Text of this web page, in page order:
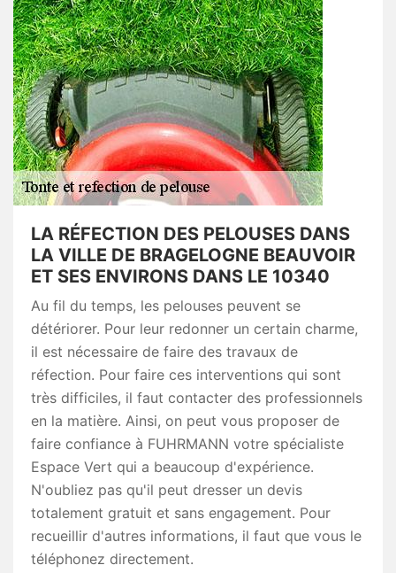
LA RÉFECTION DES PELOUSES DANS
LA VILLE DE BRAGELOGNE BEAUVOIR
ET SES ENVIRONS DANS LE 10340
Au fil du temps, les pelouses peuvent se
détériorer. Pour leur redonner un certain charme,
il est nécessaire de faire des travaux de
réfection. Pour faire ces interventions qui sont
très difficiles, il faut contacter des professionnels
en la matière. Ainsi, on peut vous proposer de
faire confiance à FUHRMANN votre spécialiste
Espace Vert qui a beaucoup d'expérience.
N'oubliez pas qu'il peut dresser un devis
totalement gratuit et sans engagement. Pour
recueillir d'autres informations, il faut que vous le
téléphonez directement.